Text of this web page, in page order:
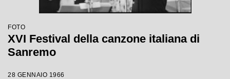
FOTO
XVI Festival della canzone italiana di
Sanremo
28 GENNAIO 1966